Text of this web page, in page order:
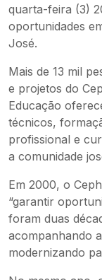
quarta-feira (3)
oportunidades
José.
Mais de 13 mil
e projetos do
Educação
técnicos,
profissional e
a comunidade
Em 2000, o
“garantir
foram duas
acompanhando
modernizando